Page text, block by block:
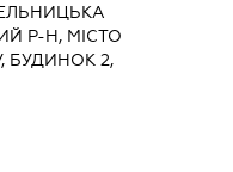
Р-Н, МІСТО
БУДИНОК 2,